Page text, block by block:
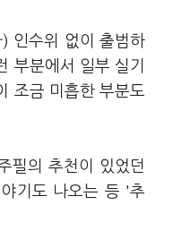
인수위 없이 출범하
부분에서 일부 실기
조금 미흡한 부분도
필의 추천이 있었던
기도 나오는 등 '추